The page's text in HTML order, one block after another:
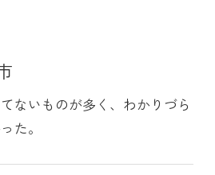
ないものが多く、わかりづら
た。